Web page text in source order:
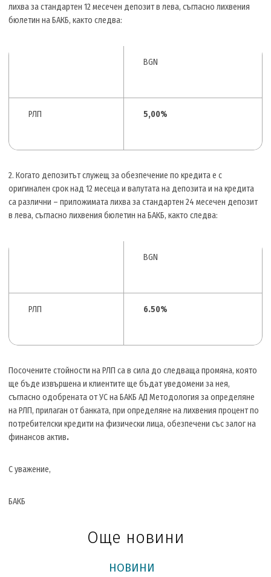
лихва за стандартен 12 месечен депозит в лева, съгласно лихвения
бюлетин на БАКБ, както следва:
BGN
РЛП 5,00%
2. Когато депозитът служещ за обезпечение по кредита е с
оригинален срок над 12 месеца и валутата на депозита и на кредита
са различни – приложимата лихва за стандартен 24 месечен депозит
в лева, съгласно лихвения бюлетин на БАКБ, както следва:
BGN
РЛП 6.50%
Посочените стойности на РЛП са в сила до следваща промяна, която
ще бъде извършена и клиентите ще бъдат уведомени за нея,
съгласно одобрената от УС на БАКБ АД Методология за определяне
на РЛП, прилаган от банката, при определяне на лихвения процент по
потребителски кредити на физически лица, обезпечени със залог на
финансов актив.
С уважение,
БАКБ
Още новини
НОВИНИ